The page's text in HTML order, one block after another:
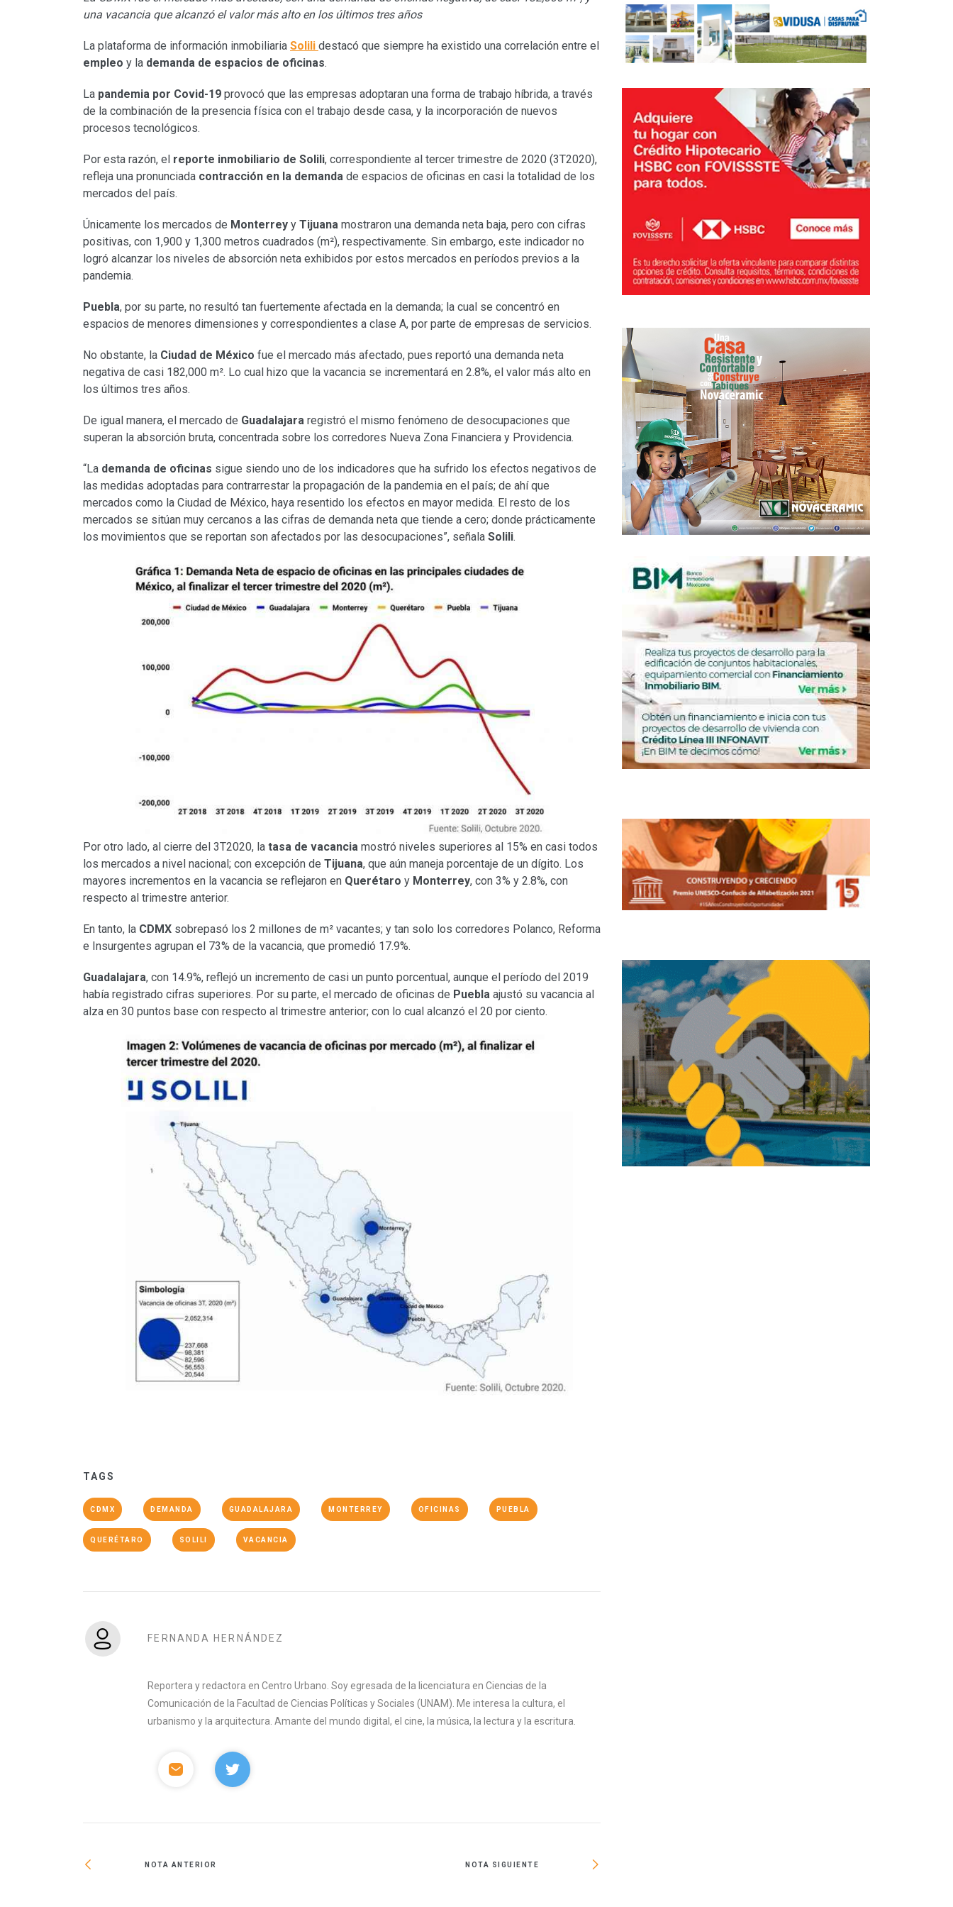
una vacancia que alcanzó el valor más alto en los últimos tres años
La plataforma de información inmobiliaria Solili destacó que siempre ha existido una correlación entre el
empleo y la demanda de espacios de oficinas.
La pandemia por Covid-19 provocó que las empresas adoptaran una forma de trabajo híbrida, a través
de la combinación de la presencia física con el trabajo desde casa, y la incorporación de nuevos
procesos tecnológicos.
Por esta razón, el reporte inmobiliario de Solili, correspondiente al tercer trimestre de 2020 (3T2020),
refleja una pronunciada contracción en la demanda de espacios de oficinas en casi la totalidad de los
mercados del país.
Únicamente los mercados de Monterrey y Tijuana mostraron una demanda neta baja, pero con cifras
positivas, con 1,900 y 1,300 metros cuadrados (m²), respectivamente. Sin embargo, este indicador no
logró alcanzar los niveles de absorción neta exhibidos por estos mercados en períodos previos a la
pandemia.
Puebla, por su parte, no resultó tan fuertemente afectada en la demanda; la cual se concentró en
espacios de menores dimensiones y correspondientes a clase A, por parte de empresas de servicios.
No obstante, la Ciudad de México fue el mercado más afectado, pues reportó una demanda neta
negativa de casi 182,000 m². Lo cual hizo que la vacancia se incrementará en 2.8%, el valor más alto en
los últimos tres años.
De igual manera, el mercado de Guadalajara registró el mismo fenómeno de desocupaciones que
superan la absorción bruta, concentrada sobre los corredores Nueva Zona Financiera y Providencia.
“La demanda de oficinas sigue siendo uno de los indicadores que ha sufrido los efectos negativos de
las medidas adoptadas para contrarrestar la propagación de la pandemia en el país; de ahí que
mercados como la Ciudad de México, haya resentido los efectos en mayor medida. El resto de los
mercados se sitúan muy cercanos a las cifras de demanda neta que tiende a cero; donde prácticamente
los movimientos que se reportan son afectados por las desocupaciones”, señala Solili.
Por otro lado, al cierre del 3T2020, la tasa de vacancia mostró niveles superiores al 15% en casi todos
los mercados a nivel nacional; con excepción de Tijuana, que aún maneja porcentaje de un dígito. Los
mayores incrementos en la vacancia se reflejaron en Querétaro y Monterrey, con 3% y 2.8%, con
respecto al trimestre anterior.
En tanto, la CDMX sobrepasó los 2 millones de m² vacantes; y tan solo los corredores Polanco, Reforma
e Insurgentes agrupan el 73% de la vacancia, que promedió 17.9%.
Guadalajara, con 14.9%, reflejó un incremento de casi un punto porcentual, aunque el período del 2019
había registrado cifras superiores. Por su parte, el mercado de oficinas de Puebla ajustó su vacancia al
alza en 30 puntos base con respecto al trimestre anterior; con lo cual alcanzó el 20 por ciento.
TAGS
CDMX DEMANDA GUADALAJARA MONTERREY OFICINAS PUEBLA
QUERÉTARO SOLILI VACANCIA
FERNANDA HERNÁNDEZ
Reportera y redactora en Centro Urbano. Soy egresada de la licenciatura en Ciencias de la
Comunicación de la Facultad de Ciencias Políticas y Sociales (UNAM). Me interesa la cultura, el
urbanismo y la arquitectura. Amante del mundo digital, el cine, la música, la lectura y la escritura.
NOTA ANTERIOR NOTA SIGUIENTE